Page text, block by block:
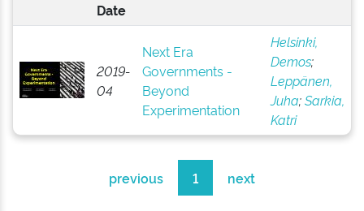
Date
2019-
04
Next Era
Governments -
Beyond
Experimentation
Helsinki,
Demos;
Leppänen,
Juha;Sarkia,
Katri
previous 1 next